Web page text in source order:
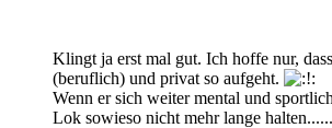
Klingt ja erst mal gut. Ich hoffe nur,
(beruflich) und privat so aufgeht.
Wenn er sich weiter mental und
Lok sowieso nicht mehr lange